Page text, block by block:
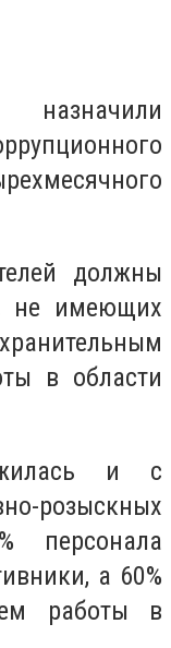
должны
не имеющих
в области
и с
розыскных
персонала
а 60%
работы в